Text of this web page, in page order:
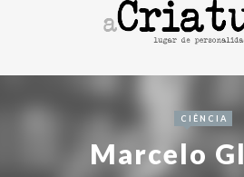
CIÊNCIA
Marcelo